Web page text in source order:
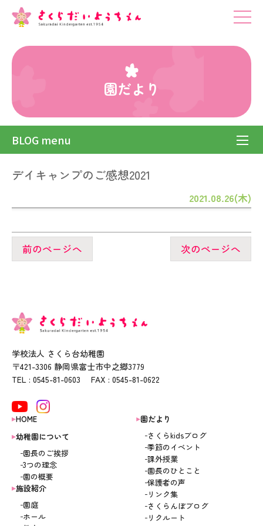
園だより
BLOG menu
デイキャンプのご感想2021
2021.08.26(木)
前のページへ 次のページへ
学校法人 さくら台幼稚園
〒421-3306 静岡県富士市中之郷3779
TEL : 0545-81-0603 FAX : 0545-81-0622
HOME
幼稚園について
園長のご挨拶
3つの理念
園の概要
施設紹介
園庭
ホール
園だより
さくらkidsブログ
季節のイベント
課外授業
園長のひとこと
保護者の声
リンク集
さくらんぼブログ
リクルート